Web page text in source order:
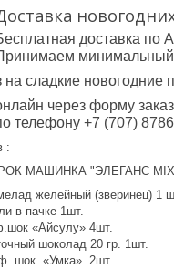
доставка по
минимальный
на сладкие
через форму
телефону +7 (707)
:
МАШИНКА "ЭЛЕГАНС MIX
желейный (зверинец) 1
в пачке 1шт.
«Айсулу» 4шт.
шоколад 20 гр. 1шт.
шок. «Умка» 2шт.